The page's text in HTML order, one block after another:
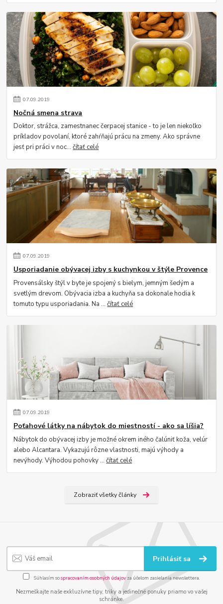
07.09.2019
Nočná smena strava
Doktor, strážca, zamestnanec čerpacej stanice - to je len niekoľko
príkladov povolaní, ktoré zahŕňajú prácu na zmeny. Ako správne
jesť pri práci v noc...čítať celé
07.09.2019
Usporiadanie obývacej izby s kuchynkou v štýle Provence
Provensálsky štýl v byte je spojený s bielym, jemným šedým a
svetlým drevom. Obývacia izba a kuchyňa sa dokonale hodia k
tomuto typu usporiadania. Na ...čítať celé
07.09.2019
Poťahové látky na nábytok do miestností - ako sa líšia?
Nábytok do obývacej izby je možné okrem iného čalúniť koža, velúr
alebo Alcantara. Vykazujú rôzne vlastnosti, majú výhody a
nevýhody. Výhodou pohovky ...čítať celé
Zobraziť všetky články
Prihlásiť sa
Súhlasím sospracovaním osobných údajov za účelom zasielania newslettera.
Nezmeškajte naše exkluzívne tipy, triky a jedinečné ponuky priamo vo vašej
schránke.